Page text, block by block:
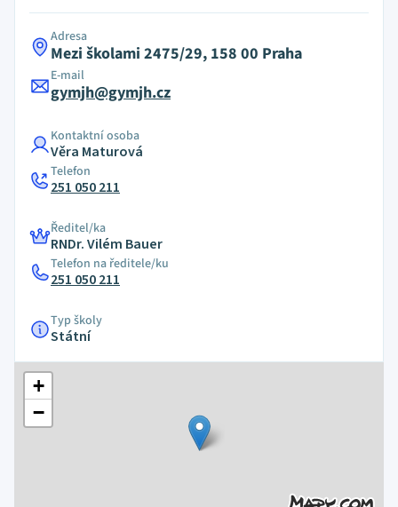
Adresa
Mezi školami 2475/29, 158 00 Praha
E-mail
gymjh@gymjh.cz
Kontaktní osoba
Věra Maturová
Telefon
251 050 211
Ředitel/ka
RNDr. Vilém Bauer
Telefon na ředitele/ku
251 050 211
Typ školy
Státní
+
−